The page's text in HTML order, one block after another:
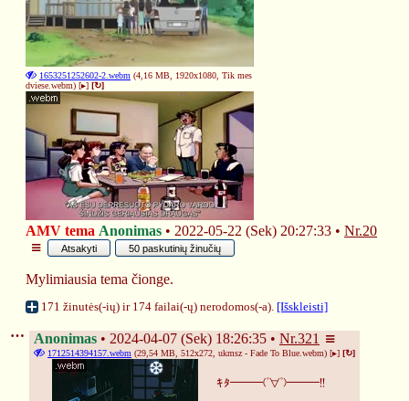
1653251252602-2.webm (4,16 MB, 1920x1080, Tik mes
dviese.webm) [▸] [↻]
AMV tema Anonimas 2022-05-22 (Sek) 20:27:33 Nr.20
Atsakyti 50 paskutinių žinučių
Mylimiausia tema čionge.
171 žinutės(-ių) ir 174 failai(-ų) nerodomos(-a). [Išskleisti]
Anonimas 2024-04-07 (Sek) 18:26:35 Nr.321
1712514394157.webm (29,54 MB, 512x272, ukmsz - Fade To Blue.webm) [▸] [↻]
ｷﾀ━━━(ﾟ∀ﾟ)━━━!!